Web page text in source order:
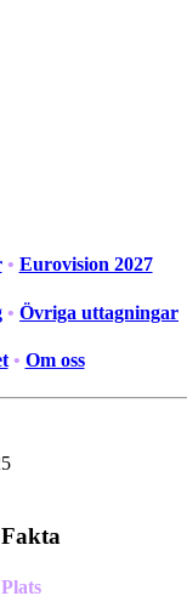
• Eurovision 2027
• Övriga uttagningar
• Om oss
Fakta
Plats